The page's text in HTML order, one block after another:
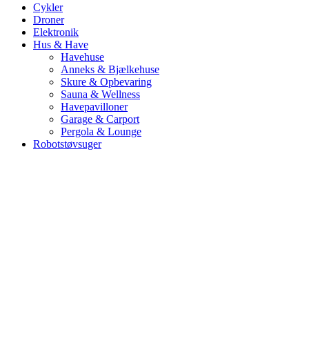
Cykler
Droner
Elektronik
Hus & Have
Havehuse
Anneks & Bjælkehuse
Skure & Opbevaring
Sauna & Wellness
Havepavilloner
Garage & Carport
Pergola & Lounge
Robotstøvsuger